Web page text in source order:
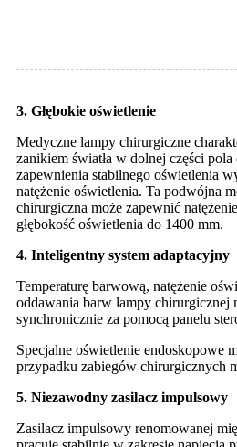
3. Głębokie oświetlenie
Medyczne lampy chirurgiczne
zanikiem światła w dolnej części
zapewnienia stabilnego oświetlenia
natężenie oświetlenia. Ta podwójna
chirurgiczna może zapewnić
głębokość oświetlenia do 1400 mm.
4. Inteligentny system adaptacyjny
Temperaturę barwową, natężenie
oddawania barw lampy chirurgicznej
synchronicznie za pomocą panelu
Specjalne oświetlenie endoskopowe
przypadku zabiegów chirurgicznych
5. Niezawodny zasilacz impulsowy
Zasilacz impulsowy renomowanej